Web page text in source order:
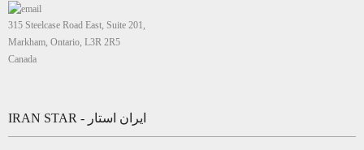
315 Steelcase Road East, Suite 201,
Markham, Ontario, L3R 2R5
Canada
IRAN STAR - ایران استار